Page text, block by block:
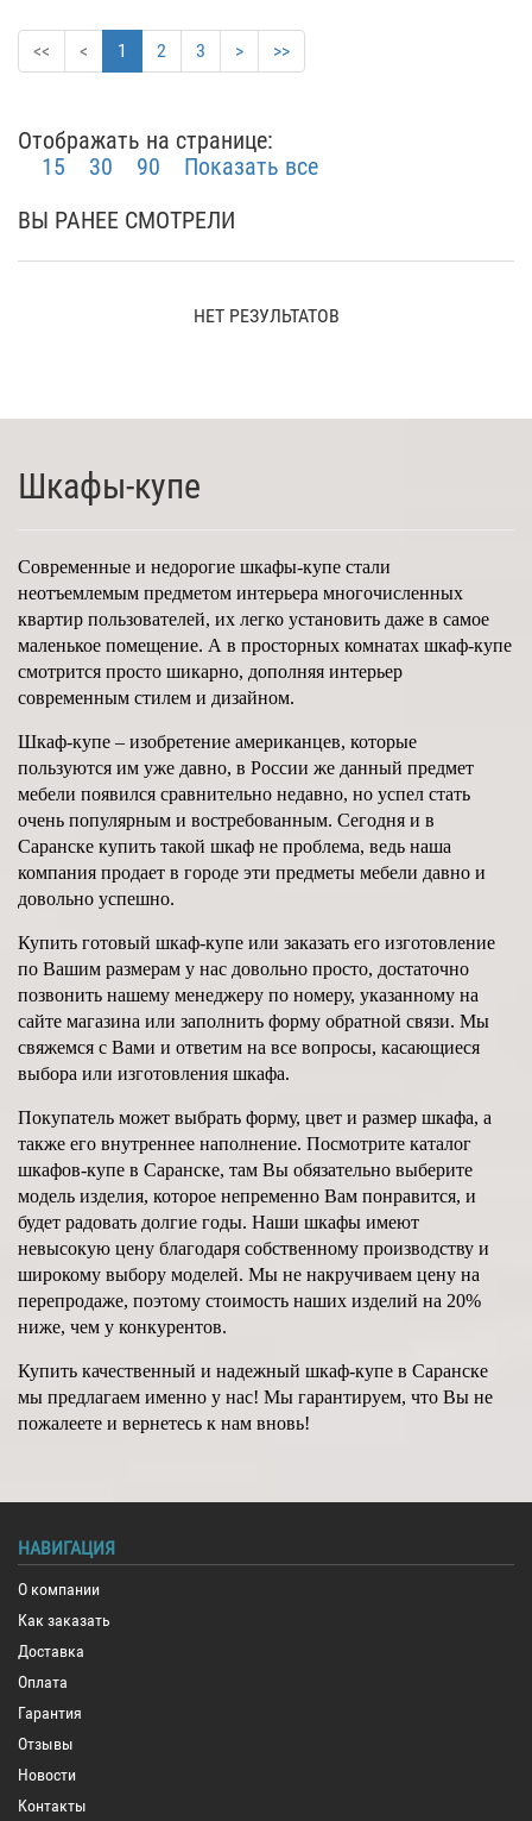
<< < 1 2 3 > >>
Отображать на странице:
15
30 90
Показать все
ВЫ РАНЕЕ СМОТРЕЛИ
НЕТ РЕЗУЛЬТАТОВ
Шкафы-купе
Современные и недорогие шкафы-купе стали
неотъемлемым предметом интерьера многочисленных
квартир пользователей, их легко установить даже в самое
маленькое помещение. А в просторных комнатах шкаф-купе
смотрится просто шикарно, дополняя интерьер
современным стилем и дизайном.
Шкаф-купе – изобретение американцев, которые
пользуются им уже давно, в России же данный предмет
мебели появился сравнительно недавно, но успел стать
очень популярным и востребованным. Сегодня и в
Саранске купить такой шкаф не проблема, ведь наша
компания продает в городе эти предметы мебели давно и
довольно успешно.
Купить готовый шкаф-купе или заказать его изготовление
по Вашим размерам у нас довольно просто, достаточно
позвонить нашему менеджеру по номеру, указанному на
сайте магазина или заполнить форму обратной связи. Мы
свяжемся с Вами и ответим на все вопросы, касающиеся
выбора или изготовления шкафа.
Покупатель может выбрать форму, цвет и размер шкафа, а
также его внутреннее наполнение. Посмотрите каталог
шкафов-купе в Саранске, там Вы обязательно выберите
модель изделия, которое непременно Вам понравится, и
будет радовать долгие годы. Наши шкафы имеют
невысокую цену благодаря собственному производству и
широкому выбору моделей. Мы не накручиваем цену на
перепродаже, поэтому стоимость наших изделий на 20%
ниже, чем у конкурентов.
Купить качественный и надежный шкаф-купе в Саранске
мы предлагаем именно у нас! Мы гарантируем, что Вы не
пожалеете и вернетесь к нам вновь!
НАВИГАЦИЯ
О компании
Как заказать
Доставка
Оплата
Гарантия
Отзывы
Новости
Контакты